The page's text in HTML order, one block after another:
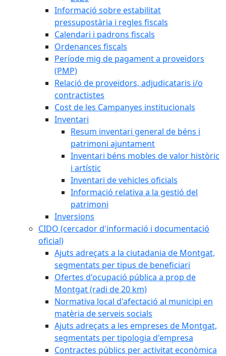
Informació sobre estabilitat
pressupostària i regles fiscals
Calendari i padrons fiscals
Ordenances fiscals
Període mig de pagament a proveïdors
(PMP)
Relació de proveïdors, adjudicataris i/o
contractistes
Cost de les Campanyes institucionals
Inventari
Resum inventari general de béns i
patrimoni ajuntament
Inventari béns mobles de valor històric
i artístic
Inventari de vehicles oficials
Informació relativa a la gestió del
patrimoni
Inversions
CIDO (cercador d'informació i documentació
oficial)
Ajuts adreçats a la ciutadania de Montgat,
segmentats per tipus de beneficiari
Ofertes d'ocupació pública a prop de
Montgat (radi de 20 km)
Normativa local d'afectació al municipi en
matèria de serveis socials
Ajuts adreçats a les empreses de Montgat,
segmentats per tipologia d'empresa
Contractes públics per activitat econòmica